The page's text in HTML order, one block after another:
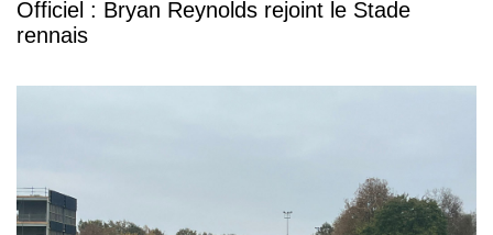
Officiel : Bryan Reynolds rejoint le Stade
rennais